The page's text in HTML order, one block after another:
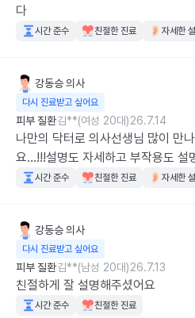
다
시간 준수 친절한 진료 자세한
강동승의사
다시 진료받고 싶어요
피부 질환김**(여성 20대)26.7.14
나만의 닥터로 의사선생님 많이 만
요…!!!설명도 자세하고 부작용도 설
시간 준수 친절한 진료 자세한
강동승의사
다시 진료받고 싶어요
피부 질환김**(남성 20대)26.7.13
친절하게 잘 설명해주셨어요
시간 준수 친절한 진료